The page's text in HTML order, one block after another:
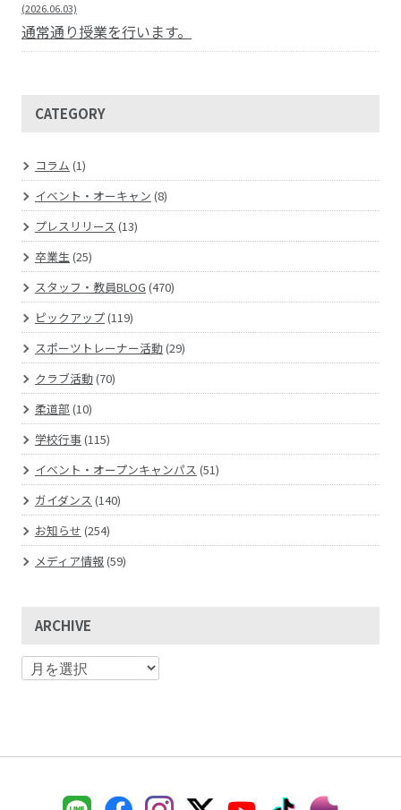
(2026.06.03)
通常通り授業を行います。
CATEGORY
コラム (1)
イベント・オーキャン (8)
プレスリリース (13)
卒業生(25)
スタッフ・教員BLOG (470)
ピックアップ(119)
スポーツトレーナー活動(29)
クラブ活動(70)
柔道部 (10)
学校行事(115)
イベント・オープンキャンパス (51)
ガイダンス (140)
お知らせ (254)
メディア情報(59)
ARCHIVE